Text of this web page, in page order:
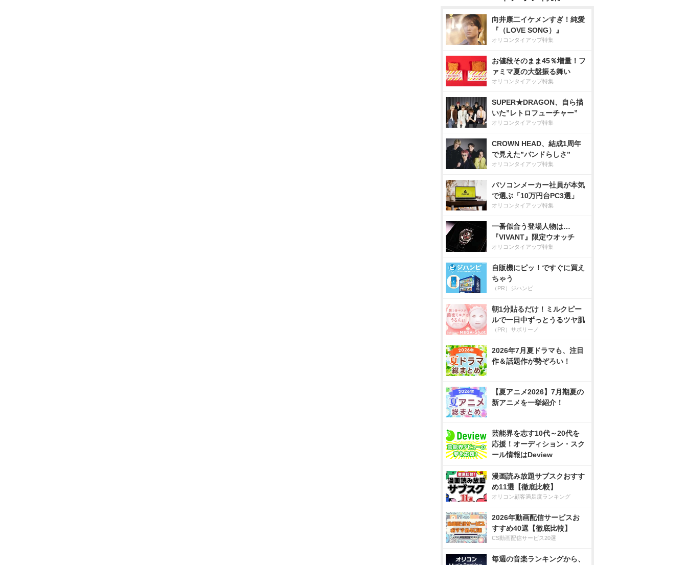
向井康二イケメンすぎ！純愛
『（LOVE SONG）』
オリコンタイアップ特集
お値段そのまま45％増量！フ
ァミマ夏の大盤振る舞い
オリコンタイアップ特集
SUPER★DRAGON、自ら描
いた”レトロフューチャー”
オリコンタイアップ特集
CROWN HEAD、結成1周年
で見えた”バンドらしさ”
オリコンタイアップ特集
パソコンメーカー社員が本気
で選ぶ「10万円台PC3選」
オリコンタイアップ特集
一番似合う登場人物は…
『VIVANT』限定ウオッチ
オリコンタイアップ特集
自販機にピッ！ですぐに買え
ちゃう
（PR）ジハンピ
朝1分貼るだけ！ミルクピー
ルで一日中ずっとうるツヤ肌
（PR）サボリーノ
2026年7月夏ドラマも、注目
作＆話題作が勢ぞろい！
【夏アニメ2026】7月期夏の
新アニメを一挙紹介！
芸能界を志す10代～20代を
応援！オーディション・スク
ール情報はDeview
漫画読み放題サブスクおすす
め11選【徹底比較】
オリコン顧客満足度ランキング
2026年動画配信サービスお
すすめ40選【徹底比較】
CS動画配信サービス20選
毎週の音楽ランキングから、